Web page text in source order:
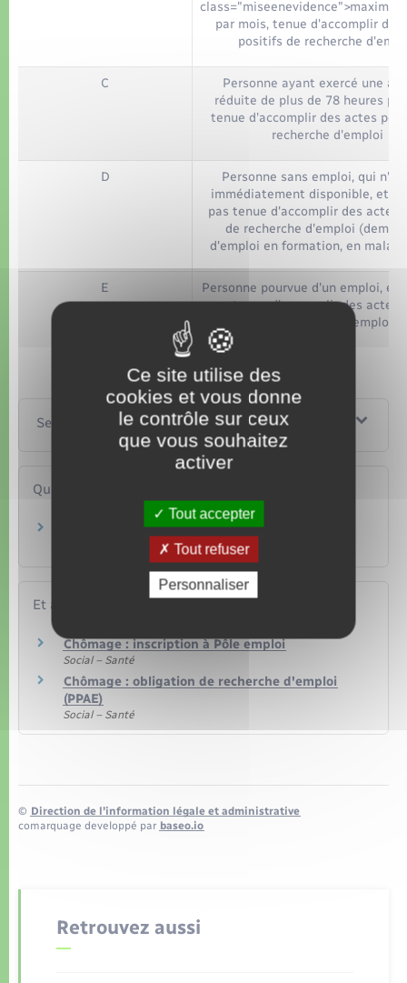
par mois, tenue d'accomplir des
positifs de recherche
C
Personne ayant exercé une
réduite de plus de 78 heures
tenue d'accomplir des actes
recherche d'emploi
D
Personne sans emploi, qui
immédiatement disponible, et
pas tenue d'accomplir des actes
de recherche d'emploi
d'emploi en formation, en
E
Personne pourvue d'un emploi, et
pas tenue d'accomplir des actes
de recherche d'emploi
Services en ligne et formulaires
Questions ? Réponses !
Médiateur de Pôle emploi : comment y recourir
Et aussi
Chômage : inscription à Pôle emploi
Social – Santé
Chômage : obligation de recherche d'emploi
(PPAE)
Social – Santé
© Direction de l’information légale et administrative
comarquage developpé par baseo.io
Retrouvez aussi
Ce site utilise des
cookies et vous donne
le contrôle sur ceux
que vous souhaitez
activer
Tout accepter
Tout refuser
Personnaliser